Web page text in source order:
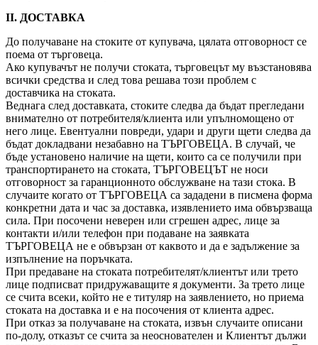
II. ДОСТАВКА
До получаване на стоките от купувача, цялата отговорност се
поема от търговеца.
Aко купувачът не получи стоката, търговецът му възстановява
всички средства и след това решава този проблем с
доставчика на стоката.
Веднага след доставката, стоките следва да бъдат прегледани
внимателно от потребителя/клиента или упълномощено от
него лице. Евентуални повреди, удари и други щети следва да
бъдат докладвани незабавно на ТЪРГОВЕЦА. В случай, че
бъде установено наличие на щети, които са се получили при
транспортирането на стоката, ТЪРГОВЕЦЪТ не носи
отговорност за гаранционното обслужване на тази стока. В
случаите когато от ТЪРГОВЕЦА са зададени в писмена форма
конкретни дата и час за доставка, изявлението има обвързваща
сила. При посочени неверен или сгрешен адрес, лице за
контакти и/или телефон при подаване на заявката
ТЪРГОВЕЦА не е обвързан от каквото и да е задължение за
изпълнение на поръчката.
При предаване на стоката потребителят/клиентът или трето
лице подписват придружаващите я документи. За трето лице
се счита всеки, който не е титуляр на заявлението, но приема
стоката на доставка и е на посочения от клиента адрес.
При отказ за получаване на стоката, извън случаите описани
по-долу, отказът се счита за неоснователен и Клиентът дължи